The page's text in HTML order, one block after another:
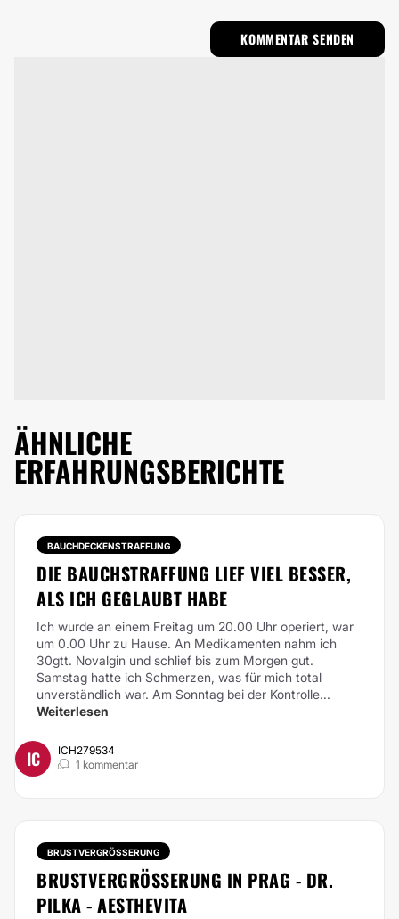
ÄHNLICHE
ERFAHRUNGSBERICHTE
BAUCHDECKENSTRAFFUNG
DIE BAUCHSTRAFFUNG LIEF VIEL BESSER,
ALS ICH GEGLAUBT HABE
Ich wurde an einem Freitag um 20.00 Uhr operiert, war
um 0.00 Uhr zu Hause. An Medikamenten nahm ich
30gtt. Novalgin und schlief bis zum Morgen gut.
Samstag hatte ich Schmerzen, was für mich total
unverständlich war. Am Sonntag bei der Kontrolle...
Weiterlesen
IC
ICH279534
1 kommentar
BRUSTVERGRÖSSERUNG
BRUSTVERGRÖSSERUNG IN PRAG - DR. P
ILKA - AESTHEVITA